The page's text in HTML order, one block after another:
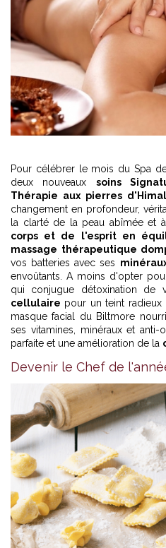
Pour célébrer le mois du Spa
deux nouveaux soins
Thérapie aux pierres
changement en profondeur,
la clarté de la peau abîmée et à
corps et de l'esprit en
massage thérapeutique
vos batteries avec ses
envoûtants. A moins d'opter
qui conjugue détoxination de
cellulaire pour un teint radieux
masque facial du Biltmore
ses vitamines, minéraux et
parfaite et une amélioration de la
Devenir le Chef de